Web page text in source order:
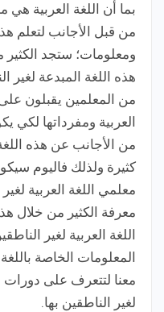
بما أن اللغة العربية هي
من قبل الأجانب لتعلم
ومعلومات؛ ستجد
هذه اللغة المبدعة لغير
من المعلمين يقبلون
العربية ومفرداتها لكي
من الأجانب عن هذه
كثيرة ولذلك فاليوم
معلمي اللغة العربية
معرفة الكثير من خلال
اللغة العربية لغير
المعلومات الخاصة
معنا لتتعرف على دورات
لغير الناطقين بها.